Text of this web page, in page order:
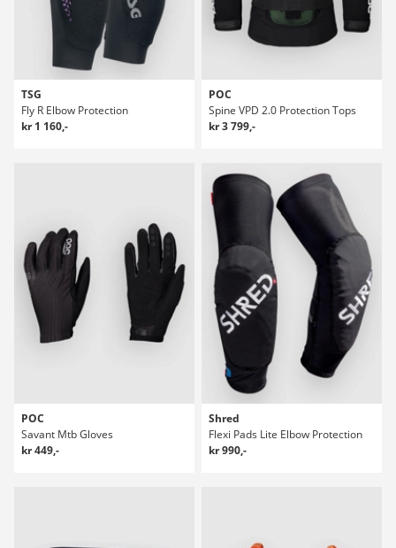
TSG
Fly R Elbow Protection
kr 1 160,-
POC
Spine VPD 2.0 Protection Tops
kr 3 799,-
POC
Savant Mtb Gloves
kr 449,-
Shred
Flexi Pads Lite Elbow Protection
kr 990,-